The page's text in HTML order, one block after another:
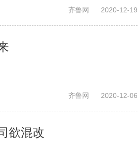
齐鲁网 2020-12-19
齐鲁网 2020-12-06
欲混改